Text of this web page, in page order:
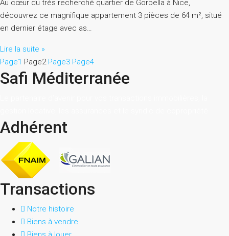
Au cœur du très recherché quartier de Gorbella à Nice,
découvrez ce magnifique appartement 3 pièces de 64 m², situé
en dernier étage avec as…
Lire la suite »
Page1 Page2 Page3 Page4
Safi Méditerranée
Adhérent
Transactions
Notre histoire
Biens à vendre